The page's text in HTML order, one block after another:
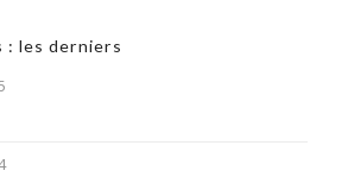
: les derniers